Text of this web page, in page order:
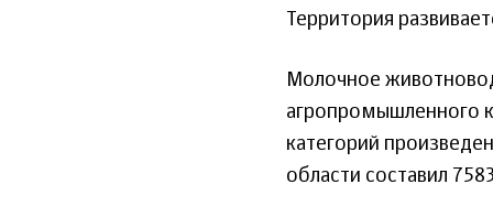
Территория
Молочное
агропромышленного
категорий
области составил